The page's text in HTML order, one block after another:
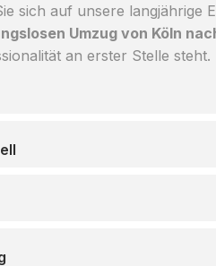
sich auf unsere langjährige
Umzug von Köln
an erster Stelle steht.